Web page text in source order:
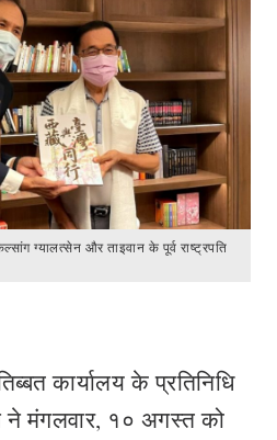
ग्यालत्सेन और ताइवान के पूर्व राष्ट्रपति
कार्यालय के प्रतिनिधि
ने मंगलवार, १० अगस्त को